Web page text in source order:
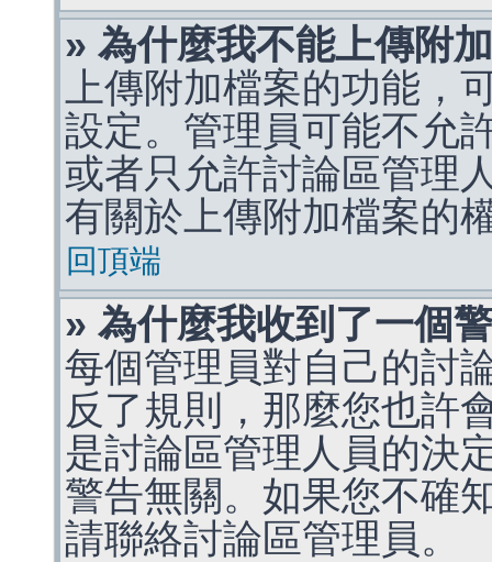
» 為什麼我不能上傳附
上傳附加檔案的功能，
設定。管理員可能不允
或者只允許討論區管理
有關於上傳附加檔案的
回頂端
» 為什麼我收到了一個
每個管理員對自己的討
反了規則，那麼您也許
是討論區管理人員的決
警告無關。如果您不確
請聯絡討論區管理員。